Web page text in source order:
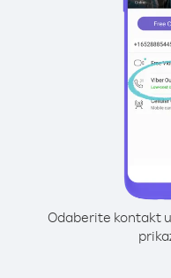
Odaberite kontakt